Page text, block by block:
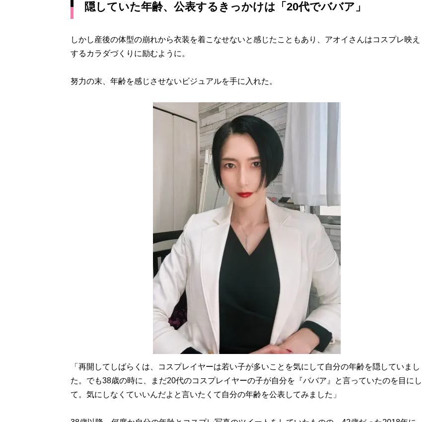
隠していた年齢、公表するきっかけは「20代でババア」
しかし産後の体型の崩れから衣装を着こなせないと感じたこともあり、アオイさんはコスプレ映え
するカラダづくりに励むように。
努力の末、年齢を感じさせないビジュアルを手に入れた。
「再開してしばらくは、コスプレイヤーは若い子が多いことを気にして自分の年齢を隠していまし
た。でも38歳の時に、まだ20代のコスプレイヤーの子が自分を『ババア』と言っていたのを目にし
て。気にしなくていいんだよと言いたくて自分の年齢を公表してみました」